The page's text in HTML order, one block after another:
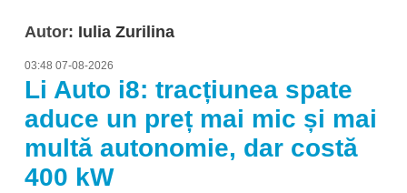
Autor: Iulia Zurilina
03:48 07-08-2026
Li Auto i8: tracțiunea spate
aduce un preț mai mic și mai
multă autonomie, dar costă
400 kW